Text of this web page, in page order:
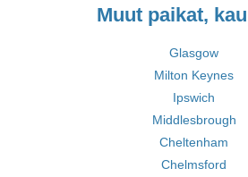
Muut paikat,
Glasgow
Milton Keynes
Ipswich
Middlesbrough
Cheltenham
Chelmsford